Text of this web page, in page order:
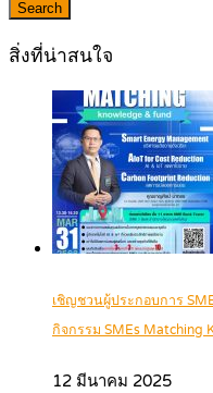
Search
สิ่งที่น่าสนใจ
เชิญชวนผู้ประกอบการ
กิจกรรม SMEs Matching
12 มีนาคม 2025